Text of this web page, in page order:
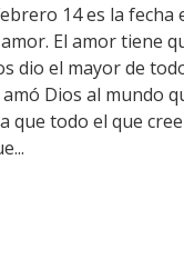
14 es la fecha
El amor tiene
dio el mayor de
Dios al mundo
que todo el que